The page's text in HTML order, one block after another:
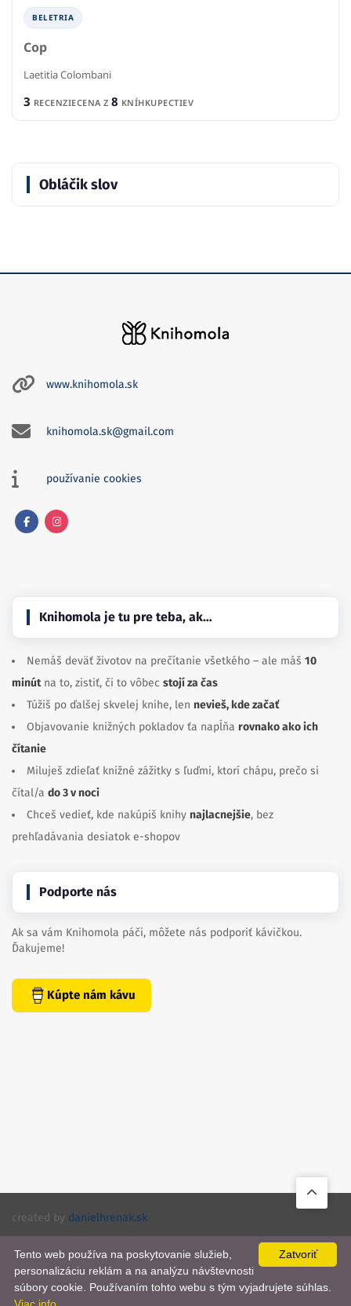
BELETRIA
Cop
Laetitia Colombani
3 RECENZIECENA Z 8 KNÍHKUPECTIEV
Obláčik slov
www.knihomola.sk
knihomola.sk@gmail.com
používanie cookies
Knihomola je tu pre teba, ak…
Nemáš deväť životov na prečítanie všetkého – ale máš 10
minútna to, zistiť, či to vôbec stojí za čas
Túžiš po ďalšej skvelej knihe, len nevieš, kde začať
Objavovanie knižných pokladov ťa napĺňa rovnako ako ich
čítanie
Miluješ zdieľať knižné zážitky s ľuďmi, ktorí chápu, prečo si
čítal/a do 3 v noci
Chceš vedieť, kde nakúpiš knihy najlacnejšie, bez
prehľadávania desiatok e-shopov
Podporte nás
Ak sa vám Knihomola páči, môžete nás podporiť kávičkou.
Ďakujeme!
Kúpte nám kávu
na
created by danielhrenak.sk
📨
Zatvoriť
Tento web používa na poskytovanie služieb,
personalizáciu reklám a na analýzu návštevnosti
súbory cookie. Používaním tohto webu s tým vyjadrujete súhlas.